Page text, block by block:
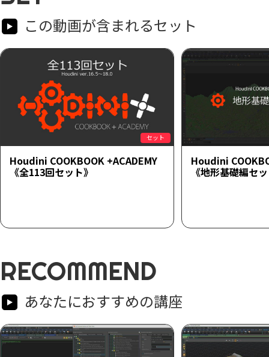
この動画が含まれるセット
セット
Houdini COOKBOOK +ACADEMY
《全113回セット》
Houdini
《地形基礎編セ
RECOMMEND
あなたにおすすめの講座